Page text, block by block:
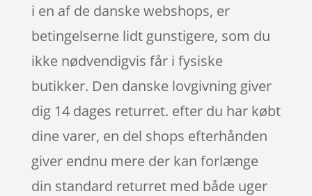
i en af de danske webshops, er
betingelserne lidt gunstigere, som du
ikke nødvendigvis får i fysiske
butikker. Den danske lovgivning giver
dig 14 dages returret. efter du har købt
dine varer, en del shops efterhånden
giver endnu mere der kan forlænge
din standard returret med både uger